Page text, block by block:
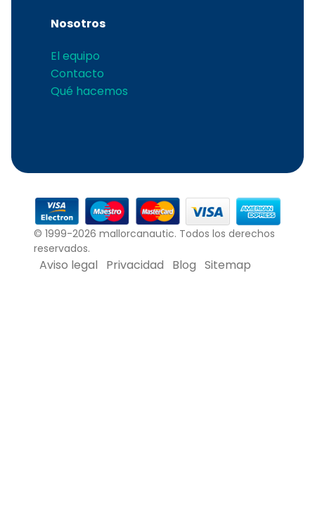
Nosotros
El equipo
Contacto
Qué hacemos
© 1999-2026 mallorcanautic. Todos los derechos
reservados.
Aviso legal Privacidad Blog Sitemap